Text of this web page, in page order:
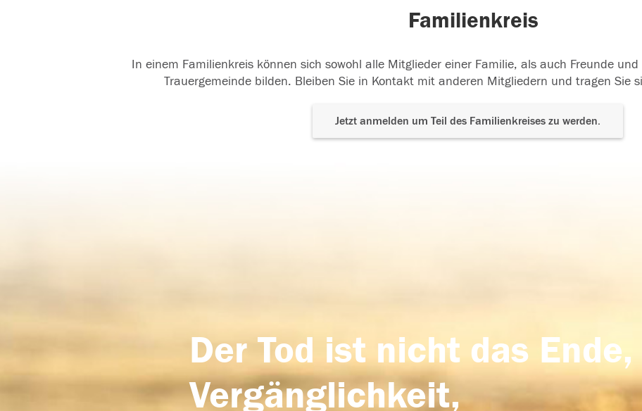
Familienkreis
In einem Familienkreis können sich sowohl alle Mitglieder einer Familie, als auch Freunde
Trauergemeinde bilden. Bleiben Sie in Kontakt mit anderen Mitgliedern und tragen Sie
Jetzt anmelden um Teil des Familienkreises zu werden.
Der Tod ist nicht das
Vergänglichkeit,